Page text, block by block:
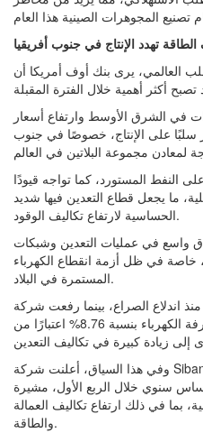
الطاقة تهدد الإنتاج في جنوب أفريقيا
العالمي، يرى بنك أوف أمريكا أن
في الشرق الأوسط وارتفاع أسعار
سلبًا على الإنتاج، خصوصًا في جنوب
النفط المستورد، كما تواجه قيودًا
ما يجعل قطاع التعدين فيها شديد
الحساسية لارتفاع تكاليف الوقود.
واسع في عمليات التعدين وشبكات
خاصة في ظل أزمة انقطاع الكهرباء
المستمرة في البلاد.
اندلاع الصراع، بينما رفعت شركة
الكهرباء الحكومية «إسكوم» تعرفة الكهرباء بنسبة 8.76% اعتبارًا من
وفي هذا السياق، أعلنت شركة Sibanye-Stillwater ارتفاع تكاليف
بنسبة 13% على أساس سنوي خلال الربع الأول، مشيرة
بما في ذلك ارتفاع تكاليف العمالة
والطاقة.